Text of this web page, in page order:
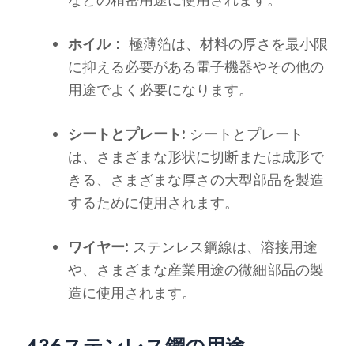
ホイル： 極薄箔は、材料の厚さを最小限
に抑える必要がある電子機器やその他の
用途でよく必要になります。
シートとプレート: シートとプレート
は、さまざまな形状に切断または成形で
きる、さまざまな厚さの大型部品を製造
するために使用されます。
ワイヤー: ステンレス鋼線は、溶接用途
や、さまざまな産業用途の微細部品の製
造に使用されます。